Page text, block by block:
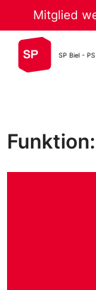
Mitglied
SP Biel -